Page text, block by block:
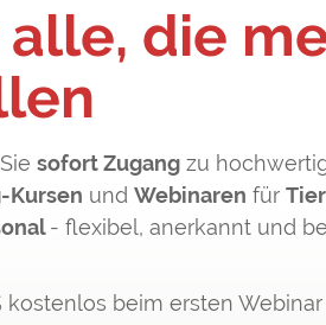
alle, die
sofort Zugang zu
Kursen und Webinaren für
- flexibel, anerkannt und
kostenlos beim ersten Webinar